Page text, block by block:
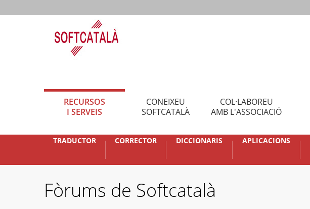
RECURSOS
I SERVEIS
CONEIXEU
SOFTCATALÀ
COL·LABOREU
AMB L'ASSOCIACIÓ
TRADUCTOR CORRECTOR DICCIONARIS APLICACIONS
Fòrums de Softcatalà